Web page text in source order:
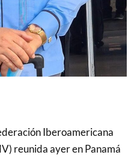
Iberoamericana
reunida ayer en Panamá